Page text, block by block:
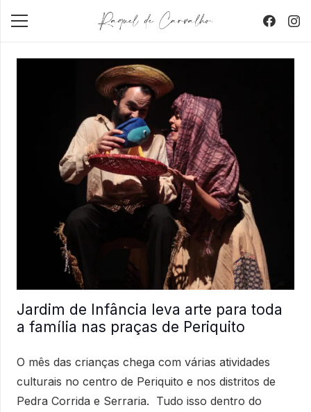
Jardim de Infância leva arte para toda
a família nas praças de Periquito
O mês das crianças chega com várias atividades
culturais no centro de Periquito e nos distritos de
Pedra Corrida e Serraria. Tudo isso dentro do